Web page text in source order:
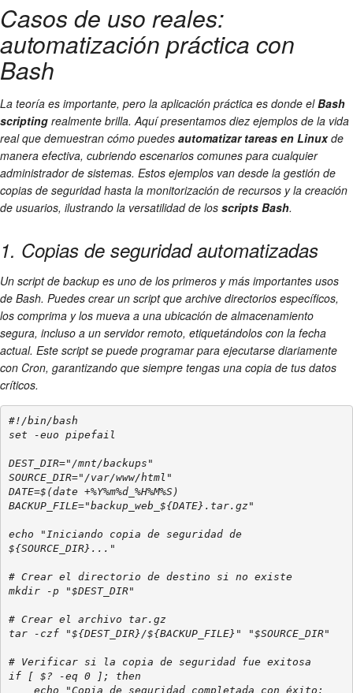
Casos de uso reales:
automatización práctica con
Bash
La teoría es importante, pero la aplicación práctica es donde elBash
scripting realmente brilla. Aquí presentamos diez ejemplos de la vida
real que demuestran cómo puedes automatizar tareas en Linuxde
manera efectiva, cubriendo escenarios comunes para cualquier
administrador de sistemas. Estos ejemplos van desde la gestión de
copias de seguridad hasta la monitorización de recursos y la creación
de usuarios, ilustrando la versatilidad de los scripts Bash.
1. Copias de seguridad automatizadas
Un script de backup es uno de los primeros y más importantes usos
de Bash. Puedes crear un script que archive directorios específicos,
los comprima y los mueva a una ubicación de almacenamiento
segura, incluso a un servidor remoto, etiquetándolos con la fecha
actual. Este script se puede programar para ejecutarse diariamente
con Cron, garantizando que siempre tengas una copia de tus datos
críticos.
#!/bin/bash
set -euo pipefail
DEST_DIR="/mnt/backups"
SOURCE_DIR="/var/www/html"
DATE=$(date +%Y%m%d_%H%M%S)
BACKUP_FILE="backup_web_${DATE}.tar.gz"
echo "Iniciando copia de seguridad de
${SOURCE_DIR}..."
# Crear el directorio de destino si no existe
mkdir -p "$DEST_DIR"
# Crear el archivo tar.gz
tar -czf "${DEST_DIR}/${BACKUP_FILE}" "$SOURCE_DIR"
# Verificar si la copia de seguridad fue exitosa
if [ $? -eq 0 ]; then